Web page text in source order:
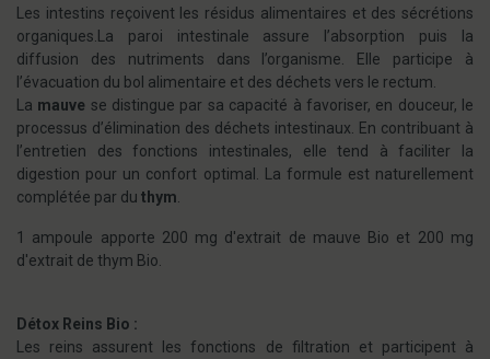
Les intestins reçoivent les résidus alimentaires et des sécrétions
organiques.
La paroi intestinale assure l’absorption puis la
diffusion des nutriments dans l’organisme. Elle participe à
l’évacuation du bol alimentaire et des déchets vers le rectum.
La mauve se distingue par sa capacité à favoriser, en douceur, le
processus d’élimination des déchets intestinaux. En contribuant à
l’entretien des fonctions intestinales, elle tend à faciliter la
digestion pour un confort optimal. La formule est naturellement
complétée par du thym
1 ampoule apporte 200 mg d'extrait de mauve Bio et 200 mg
d'extrait de thym Bio.
Détox Reins Bio :
Les reins assurent les fonctions de filtration et participent à